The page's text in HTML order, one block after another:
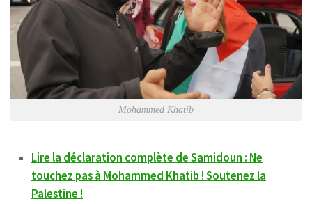
Mohammed Khatib
Lire la déclaration complète de Samidoun : Ne
touchez pas à Mohammed Khatib ! Soutenez la
Palestine !